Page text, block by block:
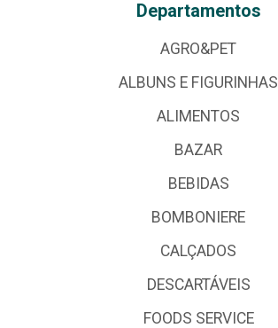
Departamentos
AGRO&PET
ALBUNS E FIGURINHAS
ALIMENTOS
BAZAR
BEBIDAS
BOMBONIERE
CALÇADOS
DESCARTÁVEIS
FOODS SERVICE